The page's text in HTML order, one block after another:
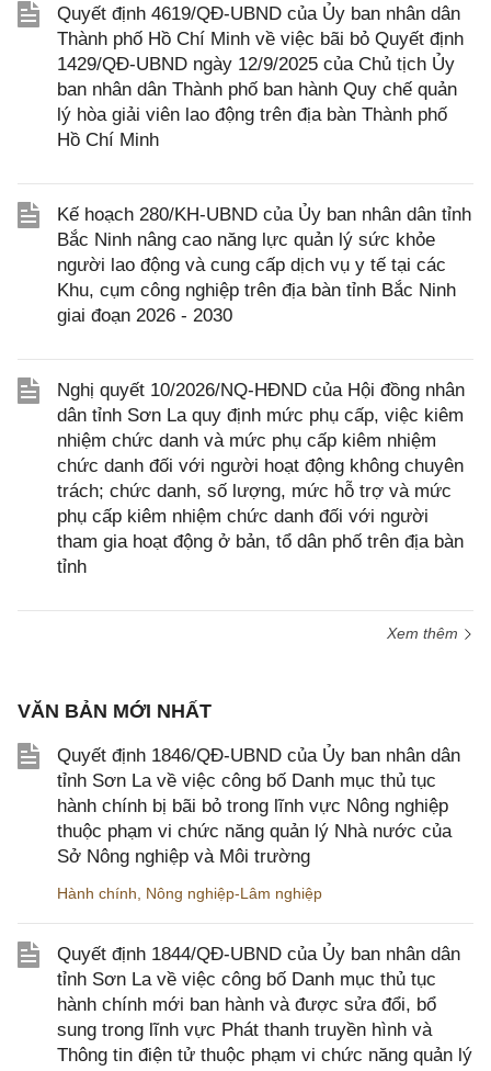
Quyết định 4619/QĐ-UBND của Ủy ban nhân dân
Thành phố Hồ Chí Minh về việc bãi bỏ Quyết định
1429/QĐ-UBND ngày 12/9/2025 của Chủ tịch Ủy
ban nhân dân Thành phố ban hành Quy chế quản
lý hòa giải viên lao động trên địa bàn Thành phố
Hồ Chí Minh
Kế hoạch 280/KH-UBND của Ủy ban nhân dân tỉnh
Bắc Ninh nâng cao năng lực quản lý sức khỏe
người lao động và cung cấp dịch vụ y tế tại các
Khu, cụm công nghiệp trên địa bàn tỉnh Bắc Ninh
giai đoạn 2026 - 2030
Nghị quyết 10/2026/NQ-HĐND của Hội đồng nhân
dân tỉnh Sơn La quy định mức phụ cấp, việc kiêm
nhiệm chức danh và mức phụ cấp kiêm nhiệm
chức danh đối với người hoạt động không chuyên
trách; chức danh, số lượng, mức hỗ trợ và mức
phụ cấp kiêm nhiệm chức danh đối với người
tham gia hoạt động ở bản, tổ dân phố trên địa bàn
tỉnh
Xem thêm
VĂN BẢN MỚI NHẤT
Quyết định 1846/QĐ-UBND của Ủy ban nhân dân
tỉnh Sơn La về việc công bố Danh mục thủ tục
hành chính bị bãi bỏ trong lĩnh vực Nông nghiệp
thuộc phạm vi chức năng quản lý Nhà nước của
Sở Nông nghiệp và Môi trường
Hành chính Nông nghiệp-Lâm nghiệp
Quyết định 1844/QĐ-UBND của Ủy ban nhân dân
tỉnh Sơn La về việc công bố Danh mục thủ tục
hành chính mới ban hành và được sửa đổi, bổ
sung trong lĩnh vực Phát thanh truyền hình và
Thông tin điện tử thuộc phạm vi chức năng quản lý